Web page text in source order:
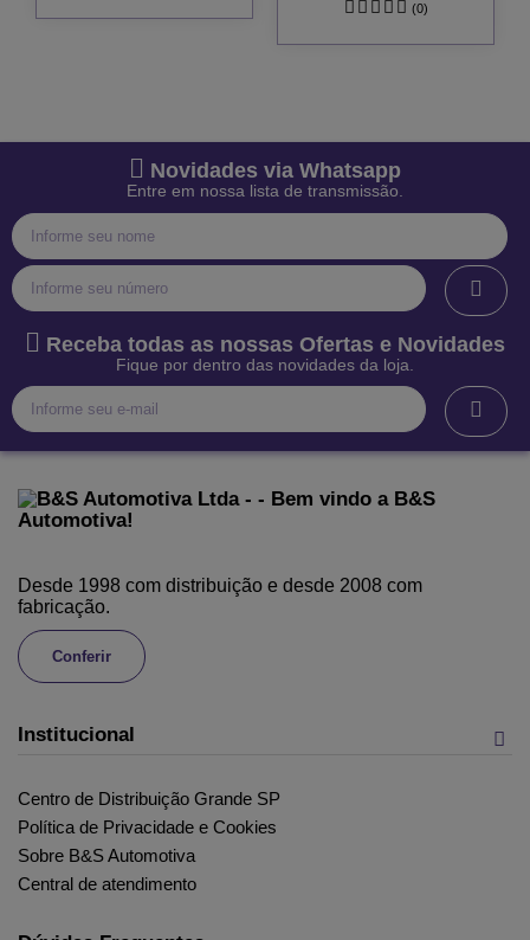
(0)
Novidades via Whatsapp
Entre em nossa lista de transmissão.
Receba todas as nossas Ofertas e Novidades
Fique por dentro das novidades da loja.
Desde 1998 com distribuição e desde 2008 com
fabricação.
Conferir
Institucional
Centro de Distribuição Grande SP
Política de Privacidade e Cookies
Sobre B&S Automotiva
Central de atendimento